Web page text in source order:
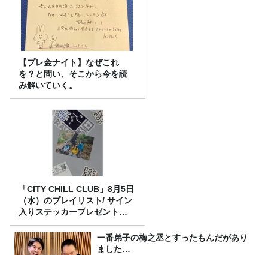
【プレ金ナイト】なぜこれ
を？と問い、そこから今を読
み解いていく。
「CITY CHILL CLUB」8月5日
（水）のプレイリスト/ サイン
入りステッカープレゼント有
り
一番弟子の梅之丞とすったもんだがあり
ました…